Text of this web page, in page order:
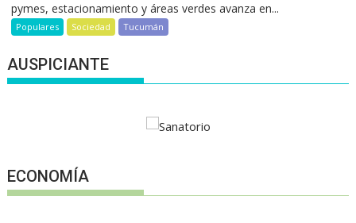
pymes, estacionamiento y áreas verdes avanza en...
Populares Sociedad Tucumán
AUSPICIANTE
ECONOMÍA